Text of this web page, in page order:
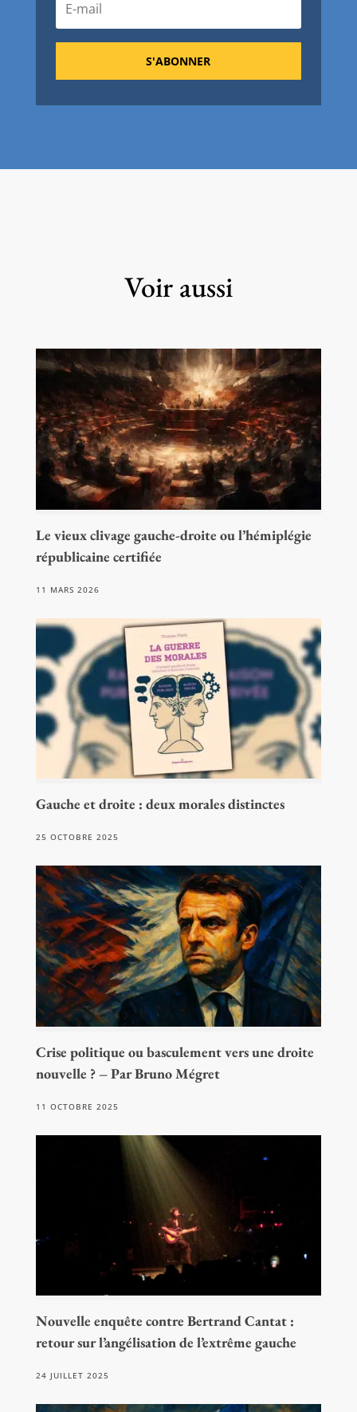
S'ABONNER
Voir aussi
Le vieux clivage gauche-droite ou l’hémiplégie
républicaine certifiée
11 MARS 2026
Gauche et droite : deux morales distinctes
25 OCTOBRE 2025
Crise politique ou basculement vers une droite
nouvelle ? – Par Bruno Mégret
11 OCTOBRE 2025
Nouvelle enquête contre Bertrand Cantat :
retour sur l’angélisation de l’extrême gauche
24 JUILLET 2025